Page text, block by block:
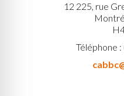
12 225, rue
Téléphone